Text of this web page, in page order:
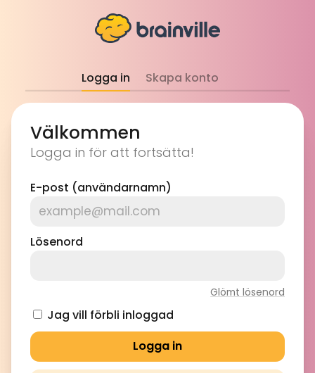
Logga in Skapa konto
Välkommen
Logga in för att fortsätta!
E-post (användarnamn)
Lösenord
Glömt lösenord
Jag vill förbli inloggad